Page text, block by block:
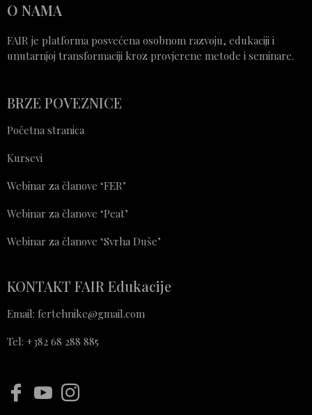
O NAMA
FAIR je platforma posvećena osobnom razvoju, edukaciji i
unutarnjoj transformaciji kroz provjerene metode i seminare.
BRZE POVEZNICE
Početna stranica
Kursevi
Webinar za članove ‘FER’
Webinar za članove ‘Peat’
Webinar za članove ‘Svrha Duše’
KONTAKT FAIR Edukacije
Email: fertehnike@gmail.com
Tel: +382 68 288 885